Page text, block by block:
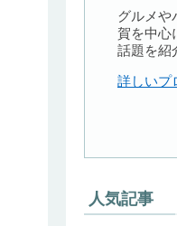
グルメや
賀を中心
話題を紹
詳しいプ
人気記事